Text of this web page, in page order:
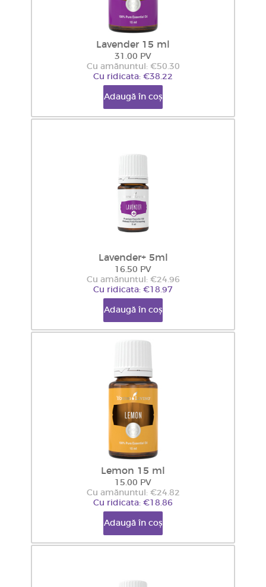
Lavender 15 ml
31.00 PV
Cu amănuntul: €50.30
Cu ridicata: €38.22
Adaugă în coș
Lavender+ 5ml
16.50 PV
Cu amănuntul: €24.96
Cu ridicata: €18.97
Adaugă în coș
Lemon 15 ml
15.00 PV
Cu amănuntul: €24.82
Cu ridicata: €18.86
Adaugă în coș